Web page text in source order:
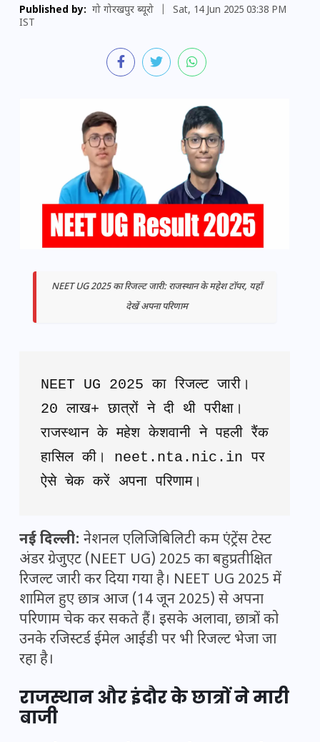
Published by: गो गोरखपुर ब्यूरो
Sat, 14 Jun 2025 03:38 PM
IST
NEET UG 2025 का रिजल्ट जारी: राजस्थान के महेश टॉपर, यहाँ
देखें अपना परिणाम
NEET UG 2025 का रिजल्ट जारी।
20 लाख+ छात्रों ने दी थी परीक्षा।
राजस्थान के महेश केशवानी ने पहली रैंक
हासिल की। neet.nta.nic.in पर
ऐसे चेक करें अपना परिणाम।
नई दिल्ली: नेशनल एलिजिबिलिटी कम एंट्रेंस टेस्ट
अंडर ग्रेजुएट (NEET UG) 2025 का बहुप्रतीक्षित
रिजल्ट जारी कर दिया गया है। NEET UG 2025 में
शामिल हुए छात्र आज (14 जून 2025) से अपना
परिणाम चेक कर सकते हैं। इसके अलावा, छात्रों को
उनके रजिस्टर्ड ईमेल आईडी पर भी रिजल्ट भेजा जा
रहा है।
राजस्थान और इंदौर के छात्रों ने मारी
बाजी